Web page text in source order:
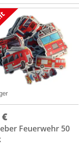
Feuerwehr 50